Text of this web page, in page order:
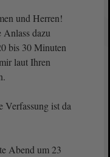
und Herren!
dazu
bis 30 Minuten
laut Ihren
Verfassung ist da
Abend um 23